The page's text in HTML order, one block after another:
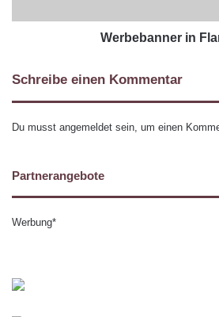
Werbebanner in
Schreibe einen Kommentar
Du musst angemeldet sein, um einen
Partnerangebote
Werbung*